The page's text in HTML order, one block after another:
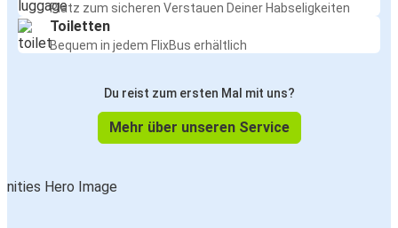
Platz zum sicheren Verstauen Deiner Habseligkeiten
Toiletten
Bequem in jedem FlixBus erhältlich
Du reist zum ersten Mal mit uns?
Mehr über unseren Service